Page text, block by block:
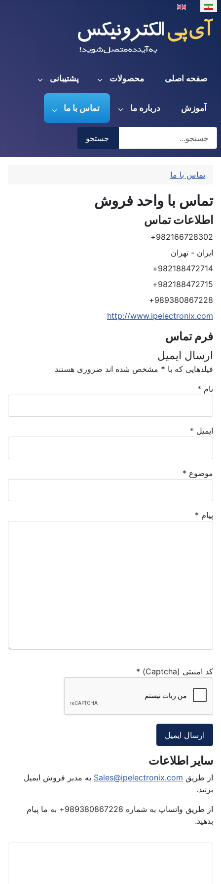
زبان خود را انتخاب کنید
صفحه اصلی محصولات پشتیبانی
آموزش درباره ما تماس با ما
Type 2 or more characters for results.
جستجو
تماس با ما
تماس با واحد فروش
اطلاعات تماس
آدرس
982166728302+
ایران - تهران
تلفن
982188472714+
نمابر
982188472715+
موبایل
989380867228+
وب سایت
http://www.ipelectronix.com
فرم تماس
ارسال ایمیل
فیلدهایی که با * مشخص شده اند ضروری هستند
نام *
ایمیل *
موضوع *
پیام *
کد امنیتی (Captcha) *
ارسال ایمیل
سایر اطلاعات
سایر اطلاعات
از طریق Sales@ipelectronix.com به مدیر فروش ایمیل
بزنید.
از طریق واتساپ به شماره 989380867228+ به ما پیام
بدهید.